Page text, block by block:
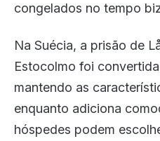
congelados no tempo
Na Suécia, a prisão de
Estocolmo foi
mantendo as
enquanto adiciona
hóspedes podem